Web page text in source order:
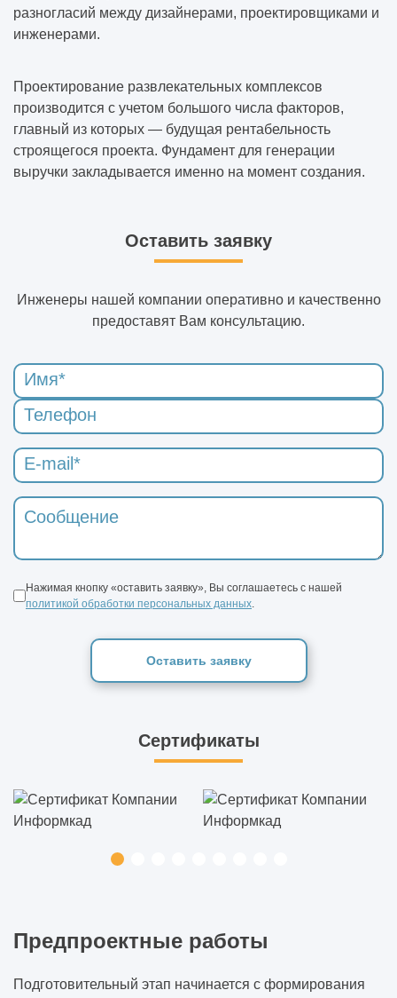
разногласий между дизайнерами, проектировщиками и
инженерами.
Проектирование развлекательных комплексов
производится с учетом большого числа факторов,
главный из которых — будущая рентабельность
строящегося проекта. Фундамент для генерации
выручки закладывается именно на момент создания.
Оставить заявку
Инженеры нашей компании оперативно и качественно
предоставят Вам консультацию.
Нажимая кнопку «оставить заявку», Вы соглашаетесь с нашей
политикой обработки персональных данных
Оставить заявку
Сертификаты
Предпроектные работы
Подготовительный этап начинается с формирования